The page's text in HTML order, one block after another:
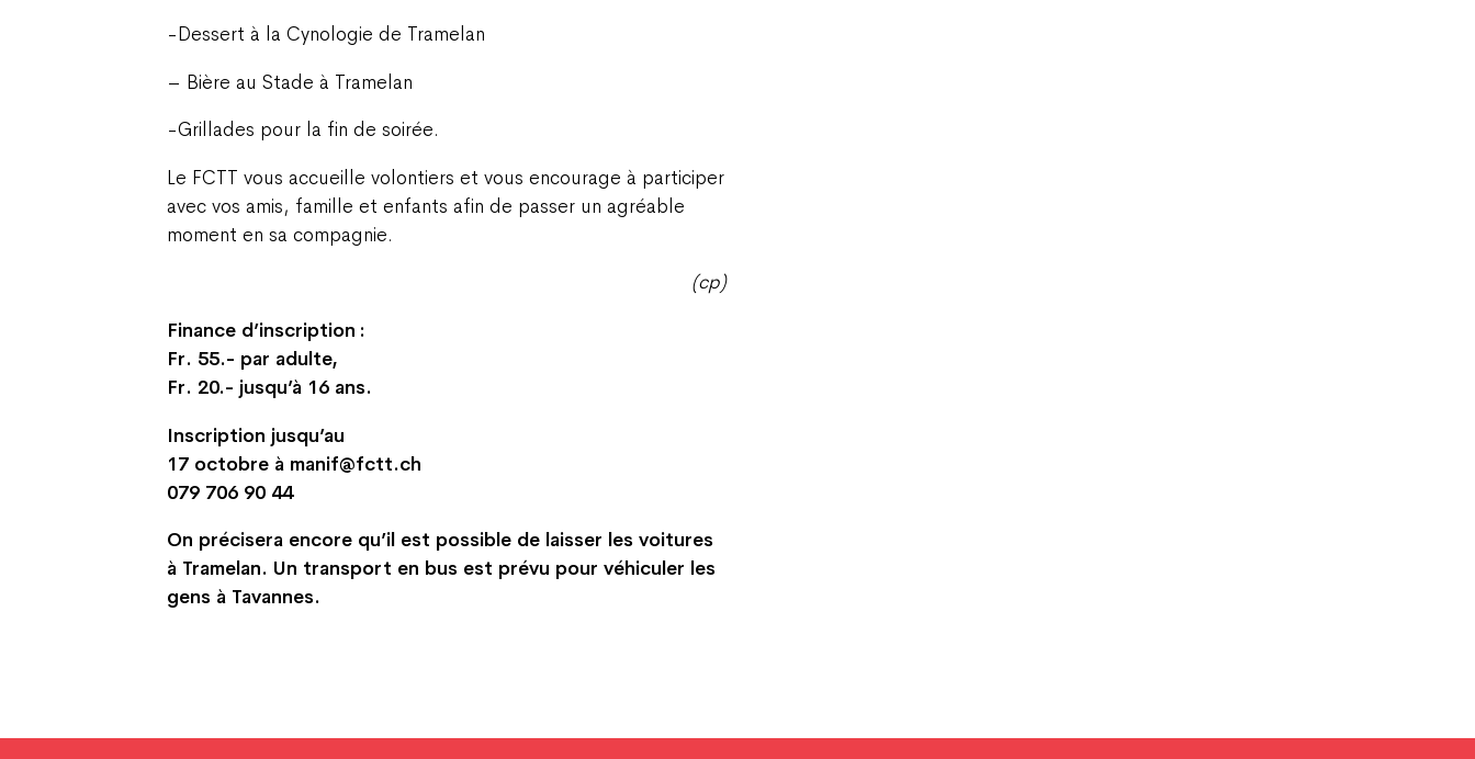
-Dessert à la Cynologie de Tramelan
– Bière au Stade à Tramelan
-Grillades pour la fin de soirée.
Le FCTT vous accueille volontiers et vous encourage à participer
avec vos amis, famille et enfants afin de passer un agréable
moment en sa compagnie.
(cp)
Finance d’inscription :
Fr. 55.- par adulte,
Fr. 20.- jusqu’à 16 ans.
Inscription jusqu’au
17 octobre à manif@fctt.ch
079 706 90 44
On précisera encore qu’il est possible de laisser les voitures
à Tramelan. Un transport en bus est prévu pour véhiculer les
gens à Tavannes.